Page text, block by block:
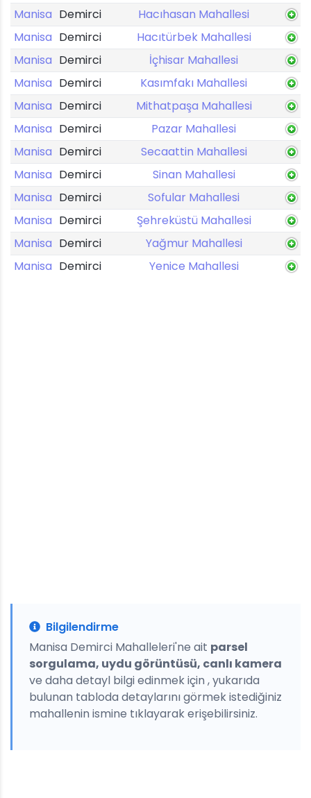
Manisa Demirci
Hacıhasan Mahallesi
Manisa Demirci
Hacıtürbek Mahallesi
Manisa Demirci
İçhisar Mahallesi
Manisa Demirci
Kasımfakı Mahallesi
Manisa Demirci
Mithatpaşa Mahallesi
Manisa Demirci
Pazar Mahallesi
Manisa Demirci
Secaattin Mahallesi
Manisa Demirci
Sinan Mahallesi
Manisa Demirci
Sofular Mahallesi
Manisa Demirci
Şehreküstü Mahallesi
Manisa Demirci
Yağmur Mahallesi
Manisa Demirci Yenice Mahallesi
Bilgilendirme
Manisa Demirci Mahalleleri'ne ait parsel
sorgulama, uydu görüntüsü, canlı kamera
ve daha detayl bilgi edinmek için , yukarıda
bulunan tabloda detaylarını görmek istediğiniz
mahallenin ismine tıklayarak erişebilirsiniz.